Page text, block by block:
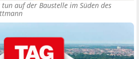
auf der Baustelle im Süden des